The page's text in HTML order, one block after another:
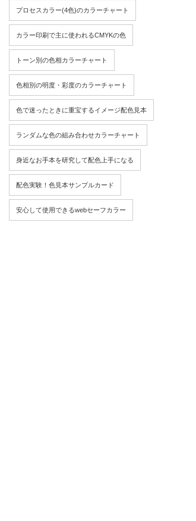
プロセスカラー(4色)のカラーチャート
カラー印刷で主に使われるCMYKの色
トーン別の色相カラーチャート
色相別の明度・彩度のカラーチャート
色で迷ったときに重宝するイメージ配色見本
ランダムな色の組み合わせカラーチャート
身近なお手本を研究して配色上手になる
配色実験！色見本サンプルカード
安心して使用できるwebセーフカラー